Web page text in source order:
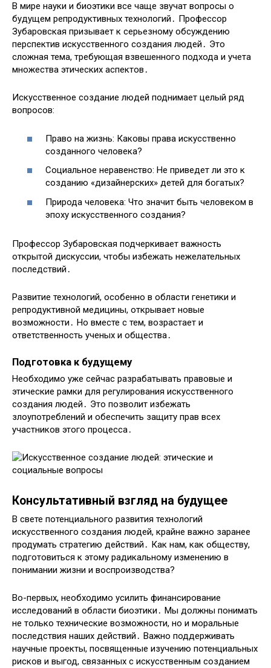
В мире науки и биоэтики все чаще звучат вопросы о
будущем репродуктивных технологий․ Профессор
Зубаровская призывает к серьезному обсуждению
перспектив искусственного создания людей․ Это
сложная тема, требующая взвешенного подхода и учета
множества этических аспектов․
Искусственное создание людей поднимает целый ряд
вопросов:
Право на жизнь: Каковы права искусственно
созданного человека?
Социальное неравенство: Не приведет ли это к
созданию «дизайнерских» детей для богатых?
Природа человека: Что значит быть человеком в
эпоху искусственного создания?
Профессор Зубаровская подчеркивает важность
открытой дискуссии, чтобы избежать нежелательных
последствий․
Развитие технологий, особенно в области генетики и
репродуктивной медицины, открывает новые
возможности․ Но вместе с тем, возрастает и
ответственность ученых и общества․
Подготовка к будущему
Необходимо уже сейчас разрабатывать правовые и
этические рамки для регулирования искусственного
создания людей․ Это позволит избежать
злоупотреблений и обеспечить защиту прав всех
участников этого процесса․
Консультативный взгляд на будущее
В свете потенциального развития технологий
искусственного создания людей, крайне важно заранее
продумать стратегию действий․ Как нам, как обществу,
подготовиться к этому радикальному изменению в
понимании жизни и воспроизводства?
Во-первых, необходимо усилить финансирование
исследований в области биоэтики․ Мы должны понимать
не только технические возможности, но и моральные
последствия наших действий․ Важно поддерживать
научные проекты, посвященные изучению потенциальных
рисков и выгод, связанных с искусственным созданием